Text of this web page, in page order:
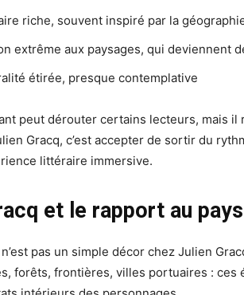
riche, souvent inspiré par la
extrême aux paysages, qui deviennent
étirée, presque contemplative
peut dérouter certains lecteurs, mais il
Gracq, c’est accepter de sortir du
littéraire immersive.
et le rapport au
pas un simple décor chez Julien
forêts, frontières, villes portuaires :